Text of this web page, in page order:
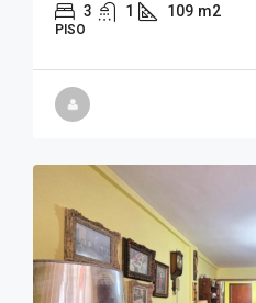
3 1 109 m2
PISO